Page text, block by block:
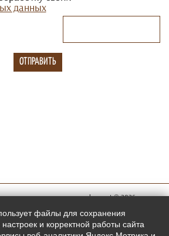
данных
megachess.net © 2026
файлы для сохранения
настроек и корректной работы сайта